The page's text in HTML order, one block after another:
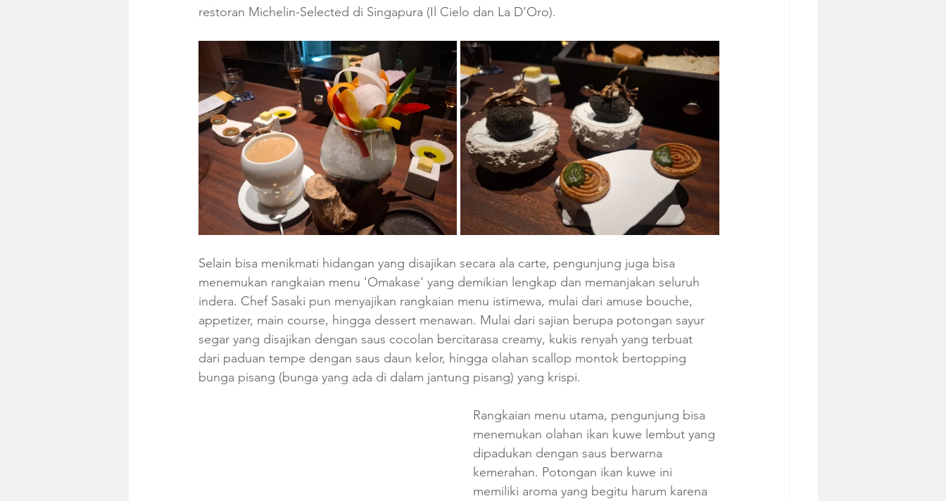
restoran Michelin-Selected di Singapura (Il Cielo dan La D’Oro).
Selain bisa menikmati hidangan yang disajikan secara ala carte, pengunjung juga bisa
menemukan rangkaian menu 'Omakase' yang demikian lengkap dan memanjakan seluruh
indera. Chef Sasaki pun menyajikan rangkaian menu istimewa, mulai dari amuse bouche,
appetizer, main course, hingga dessert menawan. Mulai dari sajian berupa potongan sayur
segar yang disajikan dengan saus cocolan bercitarasa creamy, kukis renyah yang terbuat
dari paduan tempe dengan saus daun kelor, hingga olahan scallop montok bertopping
bunga pisang (bunga yang ada di dalam jantung pisang) yang krispi.
Rangkaian menu utama, pengunjung bisa
menemukan olahan ikan kuwe lembut yang
dipadukan dengan saus berwarna
kemerahan. Potongan ikan kuwe ini
memiliki aroma yang begitu harum karena